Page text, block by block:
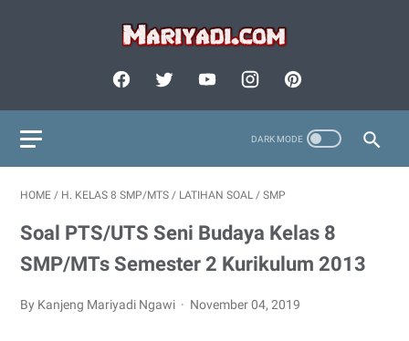
HOME / H. KELAS 8 SMP/MTS / LATIHAN SOAL / SMP
Soal PTS/UTS Seni Budaya Kelas 8
SMP/MTs Semester 2 Kurikulum 2013
By Kanjeng Mariyadi Ngawi November 04, 2019